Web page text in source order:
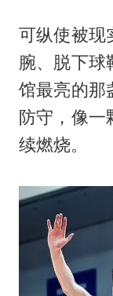
可纵使被现
腕、脱下球
馆最亮的那
防守，像
续燃烧。